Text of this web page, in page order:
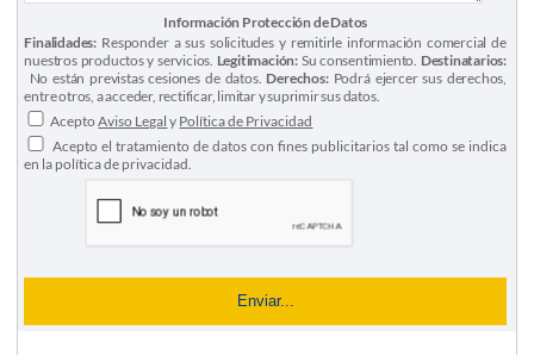
Información Protección de Datos
Finalidades: Responder a sus solicitudes y remitirle información comercial de
nuestros productos y servicios. Legitimación: Su consentimiento. Destinatarios:
No están previstas cesiones de datos. Derechos:Podrá ejercer sus derechos,
entre otros, a acceder, rectificar, limitar y suprimir sus datos.
AceptoAviso Legal y Política de Privacidad
Acepto el tratamiento de datos con fines publicitarios tal como se indica
en la política de privacidad.